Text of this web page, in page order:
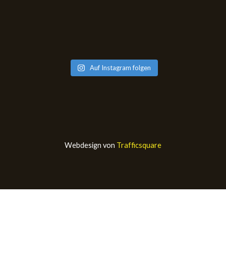
Auf Instagram folgen
Webdesign von Trafficsquare